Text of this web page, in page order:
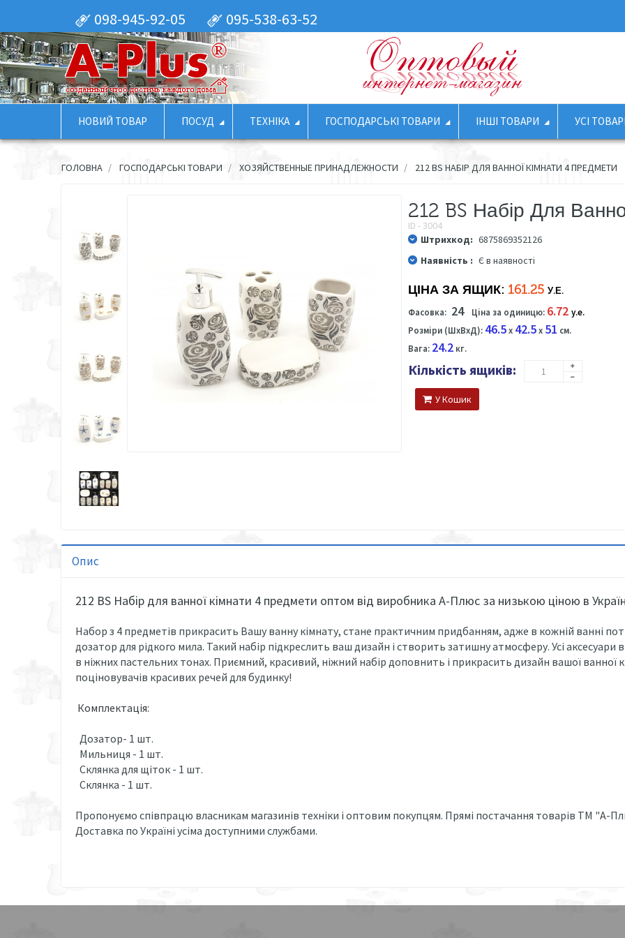
098-945-92-05 095-538-63-52
НОВИЙ ТОВАР ПОСУД ТЕХНІКА ГОСПОДАРСЬКІ ТОВАРИ ІНШІ ТОВАРИ УСІ
ГОЛОВНА ГОСПОДАРСЬКІ ТОВАРИ ХОЗЯЙСТВЕННЫЕ ПРИНАДЛЕЖНОСТИ 212 BS НАБІР ДЛЯ ВАННОЇ КІМНАТИ 4 ПРЕДМЕТИ
212 BS Набір Для
ID - 3004
Штрихкод: 6875869352126
Наявність : Є в наявності
ЦІНА ЗА ЯЩИК: 161.25 У.Е.
Фасовка: 24 Ціна за одиницю: 6.72 у.е.
Розміри (ШхВхД): 46.5x 42.5x 51 см.
Вага: 24.2кг.
Кількість ящиків:
У Кошик
Опис
212 BS Набір для ванної кімнати 4 предмети оптом від виробника А-Плюс за низькою ціною в
Набор з 4 предметів прикрасить Вашу ванну кімнату, стане практичним придбанням, адже в кожній ванні
дозатор для рідкого мила. Такий набір підкреслить ваш дизайн і створить затишну атмосферу. Усі аксесуари
в ніжних пастельних тонах. Приємний, красивий, ніжний набір доповнить і прикрасить дизайн вашої ванної
поціновувачів красивих речей для будинку!
Комплектація:
Дозатор- 1 шт.
Мильниця - 1 шт.
Склянка для щіток - 1 шт.
Склянка - 1 шт.
Пропонуємо співпрацю власникам магазинів техніки і оптовим покупцям. Прямі постачання товарів ТМ "А-
Доставка по Україні усіма доступними службами.